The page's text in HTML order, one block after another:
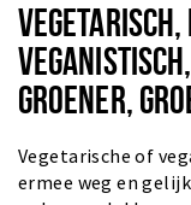
GROENER,
Vegetarische of
ermee weg en